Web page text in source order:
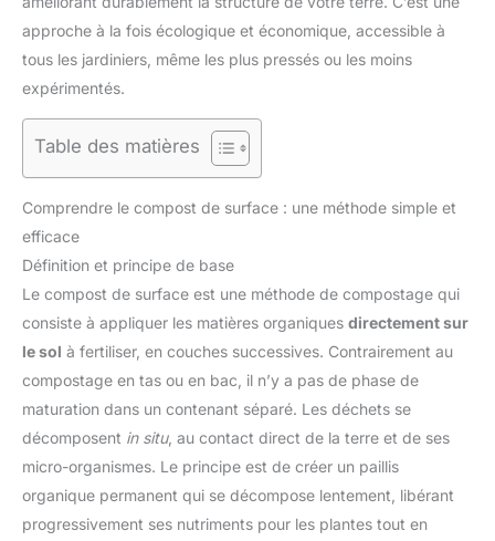
approche à la fois écologique et économique, accessible à
tous les jardiniers, même les plus pressés ou les moins
expérimentés.
Table des matières
Comprendre le compost de surface : une méthode simple et
efficace
Définition et principe de base
Le compost de surface est une méthode de compostage qui
consiste à appliquer les matières organiques directement sur
le sol à fertiliser, en couches successives. Contrairement au
compostage en tas ou en bac, il n’y a pas de phase de
maturation dans un contenant séparé. Les déchets se
décomposent in situ, au contact direct de la terre et de ses
micro-organismes. Le principe est de créer un paillis
organique permanent qui se décompose lentement, libérant
progressivement ses nutriments pour les plantes tout en